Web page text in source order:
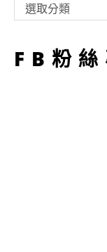
型
選取分類
FB粉絲